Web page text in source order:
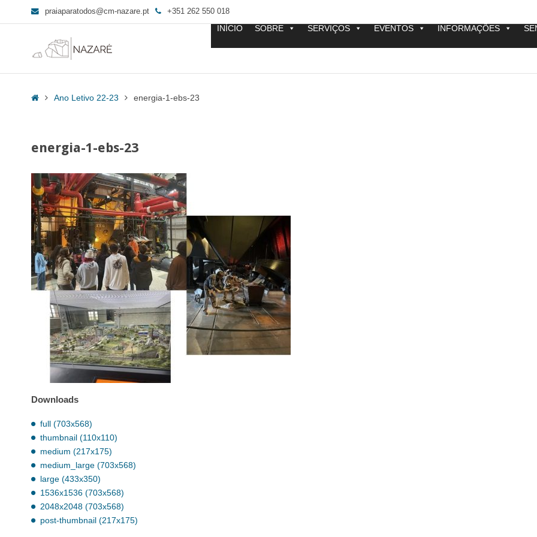
praiaparatodos@cm-nazare.pt +351 262 550 018
INÍCIO SOBRE SERVIÇOS EVENTOS INFORMAÇÕES
HomeAno Letivo 22-23 energia-1-ebs-23
energia-1-ebs-23
Downloads
full (703x568)
thumbnail (110x110)
medium (217x175)
medium_large (703x568)
large (433x350)
1536x1536 (703x568)
2048x2048 (703x568)
post-thumbnail (217x175)